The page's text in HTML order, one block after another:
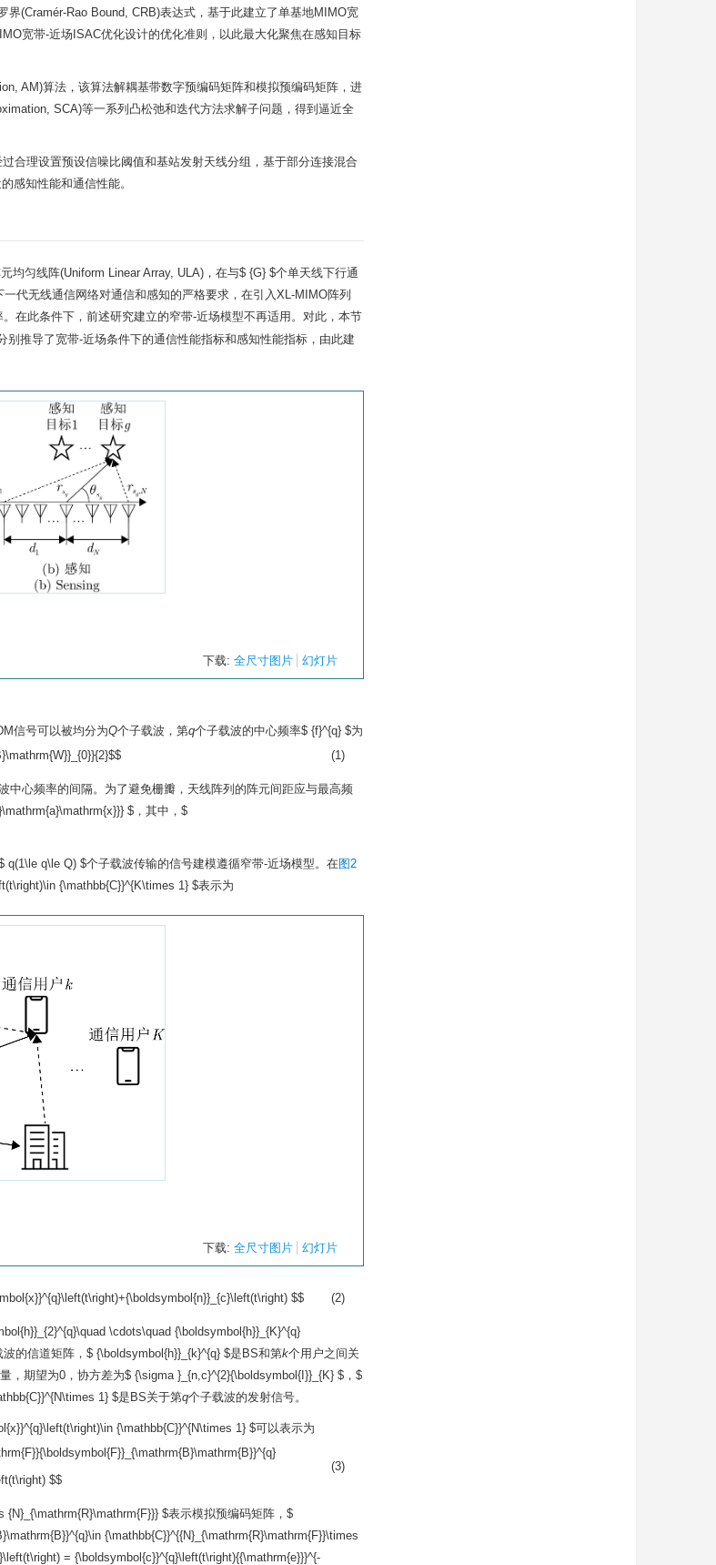
(Cramér-Rao Bound, CRB)表达式，基于此建立了单基地MIMO宽
宽带-近场ISAC优化设计的优化准则，以此最大化聚焦在感知目标
AM)算法，该算法解耦基带数字预编码矩阵和模拟预编码矩阵，进
SCA)等一系列凸松弛和迭代方法求解子问题，得到逼近全
合理设置预设信噪比阈值和基站发射天线分组，基于部分连接混合
感知性能和通信性能。
均匀线阵(Uniform Linear Array, ULA)，在与$ {G} $个单天线下行通
代无线通信网络对通信和感知的严格要求，在引入XL-MIMO阵列
在此条件下，前述研究建立的窄带-近场模型不再适用。对此，本节
推导了宽带-近场条件下的通信性能指标和感知性能指标，由此建
下载: 全尺寸图片 幻灯片
信号可以被均分为Q个子载波，第q个子载波的中心频率$ {f}^{q} $为
(1)
心频率的间隔。为了避免栅瓣，天线阵列的阵元间距应与最高频
$，其中，$
q\le Q) $个子载波传输的信号建模遵循窄带-近场模型。在图2
{\mathbb{C}}^{K\times 1} $表示为
下载: 全尺寸图片 幻灯片
$$ (2)
\cdots\quad {\boldsymbol{h}}_{K}^{q}
波的信道矩阵，$ {\boldsymbol{h}}_{k}^{q} $是BS和第k个用户之间关
，期望为0，协方差为$ {\sigma }_{n,c}^{2}{\boldsymbol{I}}_{K} $，$
1} $是BS关于第q个子载波的发射信号。
{\mathbb{C}}^{N\times 1} $可以表示为
$$
(3)
$表示模拟预编码矩阵，$
{\mathbb{C}}^{{N}_{\mathrm{R}\mathrm{F}}\times
= {\boldsymbol{c}}^{q}\left(t\right){{\mathrm{e}}}^{-